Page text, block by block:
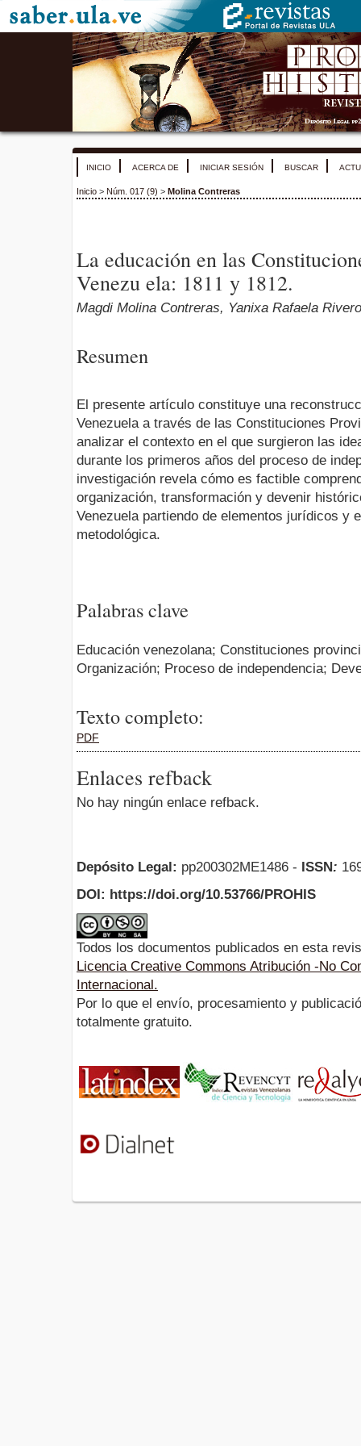
INICIO ACERCA DE INICIAR SESIÓN BUSCAR
Inicio > Núm. 017 (9) > Molina Contreras
La educación en las
Venezu ela: 1811 y 1812.
Magdi Molina Contreras, Yanixa Rafaela
Resumen
El presente artículo constituye una
Venezuela a través de las Constituciones
analizar el contexto en el que surgieron las
durante los primeros años del proceso de
investigación revela cómo es factible
organización, transformación y devenir
Venezuela partiendo de elementos jurídicos y
metodológica.
Palabras clave
Educación venezolana; Constituciones
Organización; Proceso de independencia;
Texto completo:
PDF
Enlaces refback
No hay ningún enlace refback.
Depósito Legal: pp200302ME1486 - ISSN:
DOI: https://doi.org/10.53766/PROHIS
Todos los documentos publicados en esta
Licencia Creative Commons Atribución -No
Internacional.
Por lo que el envío, procesamiento y
totalmente gratuito.